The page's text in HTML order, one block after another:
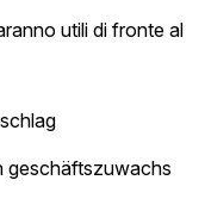
utili di fronte al
geschäftszuwachs